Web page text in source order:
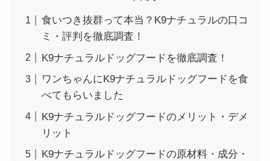
食いつき抜群って本当？K9ナチュラルの口コ
ミ・評判を徹底調査！
K9ナチュラルドッグフードを徹底調査！
ワンちゃんにK9ナチュラルドッグフードを食
べてもらいました
K9ナチュラルドッグフードのメリット・デメ
リット
K9ナチュラルドッグフードの原材料・成分・